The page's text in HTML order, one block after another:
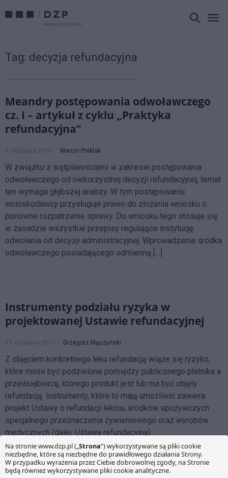
Tag: decyzja refundacyjna
Meandry postępowania odwoławczego
cz. I – artykuł z cyklu „Praktyka
refundacyjna”
3 listopada 2015 Marcin Pieklak
W związku z wątpliwościami w zakresie postępowania
odwoławczego od niekorzystnej decyzji refundacyjnej, temat
ten wymaga głębszej analizy. W tym postępowaniu
wnioskodawcy przysługuje prawo do złożenia wniosku o
ponowne rozpatrzenie sprawy. Do wniosku tego stosuje się
w zasadzie wszystkie przepisy regulujące instytucję
odwołania od decyzji administracyjnej. Wprowadzenie środka
odwoławczego posiadającego odmienną […]
Instrumenty podziału ryzyka w
projektowanej Ustawie refundacyjnej
17 września 2010 Grzegorz Mączyński
Z objęciem konkretnego leku refundacją wiąże się ryzyko,
które może być podzielone pomiędzy publicznego płatnika a
przedsiębiorcę, którego produkt jest lub ma być objęty
refundacją. Instrumenty, które to mają umożliwić zawiera
projekt Ustawy o refundacji leków, środków spożywczych
specjalnego przeznaczenia żywieniowego oraz wyrobów
medycznych (dalej: Ustawa refundacyjna).